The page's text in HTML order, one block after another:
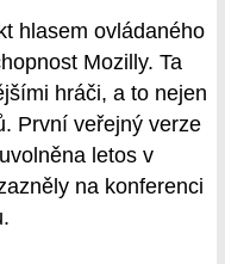
hlasem ovládaného
Mozilly. Ta
hráči, a to nejen
První veřejný verze
letos v
na konferenci